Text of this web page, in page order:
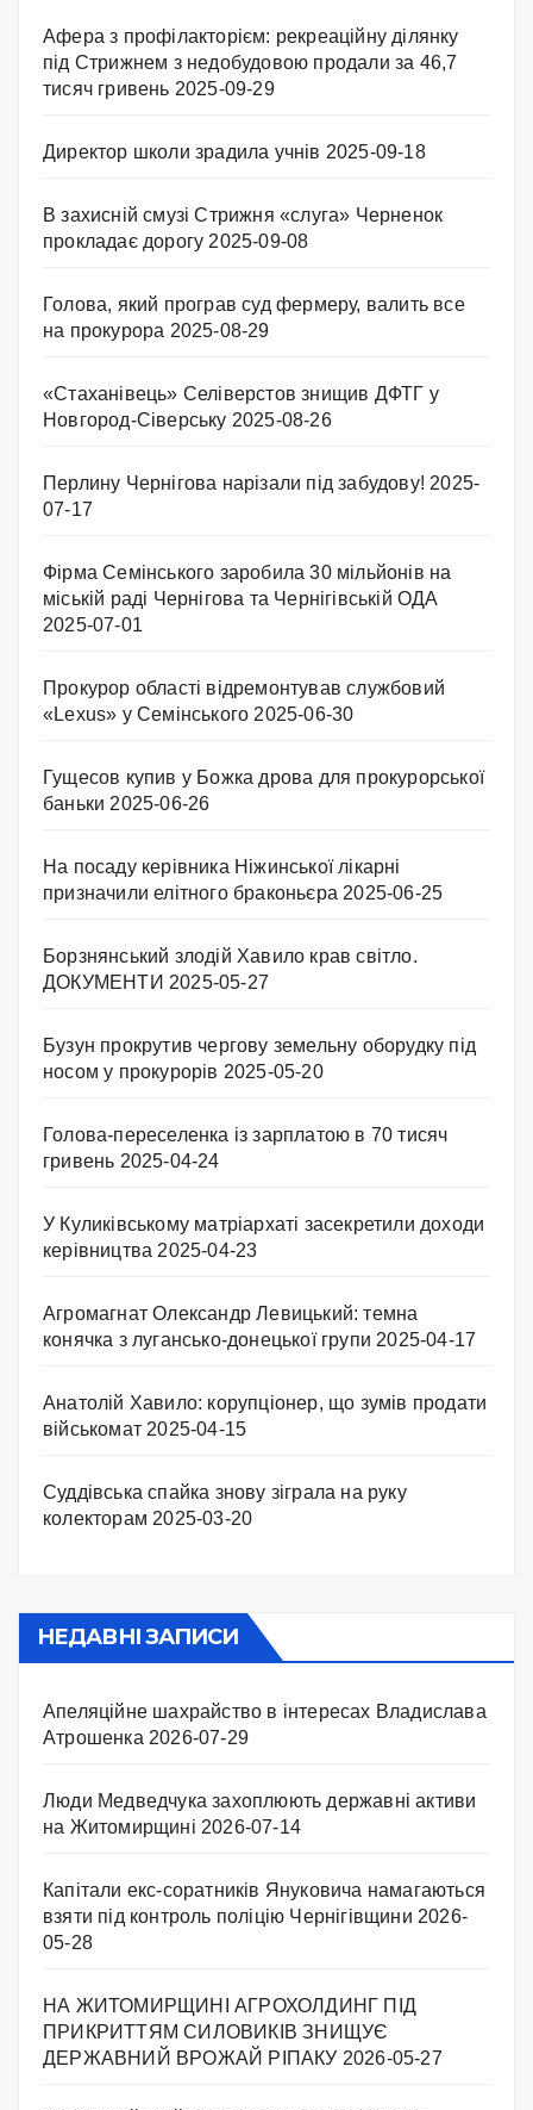
Афера з профілакторієм: рекреаційну ділянку
під Стрижнем з недобудовою продали за 46,7
тисяч гривень 2025-09-29
Директор школи зрадила учнів 2025-09-18
В захисній смузі Стрижня «слуга» Черненок
прокладає дорогу 2025-09-08
Голова, який програв суд фермеру, валить все
на прокурора 2025-08-29
«Стаханівець» Селіверстов знищив ДФТГ у
Новгород-Сіверську 2025-08-26
Перлину Чернігова нарізали під забудову! 2025-
07-17
Фірма Семінського заробила 30 мільйонів на
міській раді Чернігова та Чернігівській ОДА
2025-07-01
Прокурор області відремонтував службовий
«Lexus» у Семінського 2025-06-30
Гущесов купив у Божка дрова для прокурорської
баньки 2025-06-26
На посаду керівника Ніжинської лікарні
призначили елітного браконьєра 2025-06-25
Борзнянський злодій Хавило крав світло.
ДОКУМЕНТИ 2025-05-27
Бузун прокрутив чергову земельну оборудку під
носом у прокурорів 2025-05-20
Голова-переселенка із зарплатою в 70 тисяч
гривень 2025-04-24
У Куликівському матріархаті засекретили доходи
керівництва 2025-04-23
Агромагнат Олександр Левицький: темна
конячка з лугансько-донецької групи 2025-04-17
Анатолій Хавило: корупціонер, що зумів продати
військомат 2025-04-15
Суддівська спайка знову зіграла на руку
колекторам 2025-03-20
НЕДАВНІ ЗАПИСИ
Апеляційне шахрайство в інтересах Владислава
Атрошенка 2026-07-29
Люди Медведчука захоплюють державні активи
на Житомирщині 2026-07-14
Капітали екс-соратників Януковича намагаються
взяти під контроль поліцію Чернігівщини 2026-
05-28
НА ЖИТОМИРЩИНІ АГРОХОЛДИНГ ПІД
ПРИКРИТТЯМ СИЛОВИКІВ ЗНИЩУЄ
ДЕРЖАВНИЙ ВРОЖАЙ РІПАКУ ​ 2026-05-27